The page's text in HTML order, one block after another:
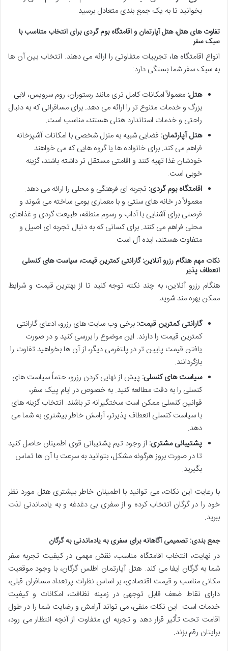
بخوانید تا به یک جمع بندی متعادل برسید.
تفاوت های هتل، هتل آپارتمان و اقامتگاه بوم گردی برای انتخاب متناسب با
سبک سفر
انواع اقامتگاه ها، تجربیات متفاوتی را ارائه می دهند. انتخاب بین آن ها
به سبک سفر شما بستگی دارد:
هتل: معمولاً امکانات کامل تری مانند رستوران، روم سرویس، لابی
بزرگ و خدمات متنوع تر را ارائه می دهد. برای مسافرانی که به دنبال
راحتی و خدمات استاندارد هتلی هستند، مناسب است.
هتل آپارتمان: فضایی شبیه به منزل شخصی با امکانات آشپزخانه
فراهم می کند. برای خانواده ها یا گروه هایی که می خواهند
خودشان غذا تهیه کنند و اقامتی مستقل تر داشته باشند، گزینه
خوبی است.
اقامتگاه بوم گردی: تجربه ای فرهنگی و محلی را ارائه می دهد.
معمولاً در خانه های سنتی و با معماری بومی ساخته می شوند و
فرصتی برای آشنایی با آداب و رسوم منطقه، طبیعت گردی و غذاهای
محلی فراهم می کنند. برای کسانی که به دنبال تجربه ای اصیل و
متفاوت هستند، ایده آل است.
نکات مهم هنگام رزرو آنلاین: گارانتی کمترین قیمت، سیاست های کنسلی
انعطاف پذیر
هنگام رزرو آنلاین، به چند نکته توجه کنید تا از بهترین قیمت و شرایط
ممکن بهره مند شوید:
گارانتی کمترین قیمت: برخی وب سایت های رزرو، ادعای گارانتی
کمترین قیمت را دارند. این موضوع را بررسی کنید و در صورت
یافتن قیمت پایین تر در پلتفرمی دیگر، از آن ها بخواهید تفاوت را
بازگردانند.
سیاست های کنسلی: پیش از نهایی کردن رزرو، حتماً سیاست های
کنسلی را به دقت مطالعه کنید. به خصوص در ایام پیک سفر،
قوانین کنسلی ممکن است سختگیرانه تر باشند. انتخاب گزینه های
با سیاست کنسلی انعطاف پذیرتر، آرامش خاطر بیشتری به شما می
دهد.
پشتیبانی مشتری: از وجود تیم پشتیبانی قوی اطمینان حاصل کنید
تا در صورت بروز هرگونه مشکل، بتوانید به سرعت با آن ها تماس
بگیرید.
با رعایت این نکات، می توانید با اطمینان خاطر بیشتری هتل مورد نظر
خود را در گرگان انتخاب کرده و از سفری بی دغدغه و به یادماندنی لذت
ببرید.
جمع بندی: تصمیمی آگاهانه برای سفری به یادماندنی به گرگان
در نهایت، انتخاب اقامتگاه مناسب، نقش مهمی در کیفیت تجربه سفر
شما به گرگان ایفا می کند. هتل آپارتمان اطلس گرگان، با وجود موقعیت
مکانی مناسب و قیمت اقتصادی، بر اساس نظرات پرتعداد مسافران قبلی،
دارای نقاط ضعف قابل توجهی در زمینه نظافت، امکانات و کیفیت
خدمات است. این نکات منفی، می تواند آرامش و رضایت شما را در طول
اقامت تحت تأثیر قرار دهد و تجربه ای متفاوت از آنچه انتظار می رود،
برایتان رقم بزند.